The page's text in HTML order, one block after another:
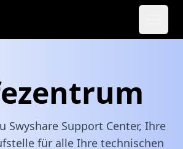
Swyshare Support Center, Ihre
für alle Ihre technischen